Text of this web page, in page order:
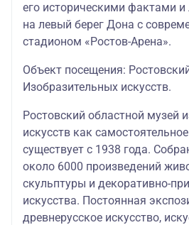
его историческими фактами и
на левый берег Дона с
стадионом «Ростов-Арена».
Объект посещения:
Изобразительных искусств.
Ростовский областной музей
искусств как
существует с 1938 года.
около 6000 произведений
скульптуры и декоративно-
искусства. Постоянная
древнерусское искусство,